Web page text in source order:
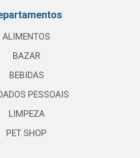
ALIMENTOS
BAZAR
BEBIDAS
PESSOAIS
LIMPEZA
PET SHOP